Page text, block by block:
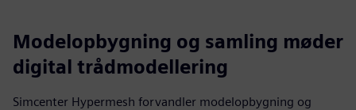
Modelopbygning og samling møder
digital trådmodellering
Simcenter Hypermesh forvandler modelopbygning og